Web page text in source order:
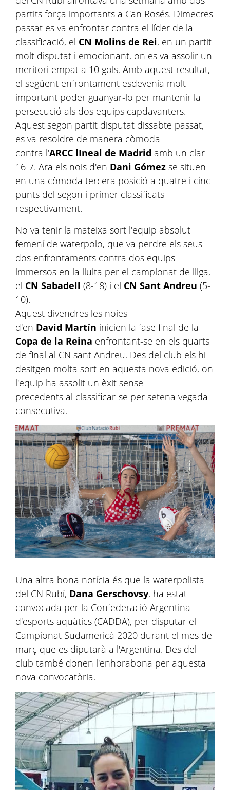
partits força importants a Can Rosés. Dimecres
passat es va enfrontar contra el líder de la
classificació, el CN Molins de Rei, en un partit
molt disputat i emocionant, on es va assolir un
meritori empat a 10 gols. Amb aquest resultat,
el següent enfrontament esdevenia molt
important poder guanyar-lo per mantenir la
persecució als dos equips capdavanters.
Aquest segon partit disputat dissabte passat,
es va resoldre de manera còmoda
contra l'ARCC lIneal de Madrid amb un clar
16-7. Ara els nois d'en Dani Gómez se situen
en una còmoda tercera posició a quatre i cinc
punts del segon i primer classificats
respectivament.
No va tenir la mateixa sort l'equip absolut
femení de waterpolo, que va perdre els seus
dos enfrontaments contra dos equips
immersos en la lluita per el campionat de lliga,
el CN Sabadell (8-18) i el CN Sant Andreu (5-
10).
Aquest divendres les noies
d'en David Martín inicien la fase final de la
Copa de la Reina enfrontant-se en els quarts
de final al CN sant Andreu. Des del club els hi
desitgen molta sort en aquesta nova edició, on
l'equip ha assolit un èxit sense
precedents al classificar-se per setena vegada
consecutiva.
Una altra bona notícia és que la waterpolista
del CN Rubí, Dana Gerschovsy, ha estat
convocada per la Confederació Argentina
d'esports aquàtics (CADDA), per disputar el
Campionat Sudamericà 2020 durant el mes de
març que es diputarà a l'Argentina. Des del
club també donen l'enhorabona per aquesta
nova convocatòria.